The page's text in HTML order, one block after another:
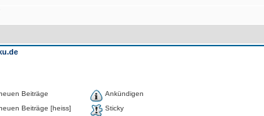
Beiträge
Ankündigen
Beiträge [heiss] Sticky